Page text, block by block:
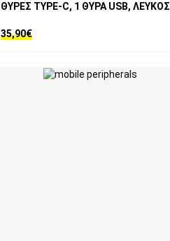
ΘΥΡΕΣ TYPE-C, 1 ΘΥΡΑ USB, ΛΕΥΚΟΣ
35,90€